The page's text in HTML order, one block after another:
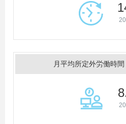
月平均所定外労働時間